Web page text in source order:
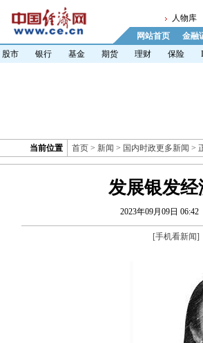
人物库
网站首页
金融
股市
银行 基金 期货 理财 保险
当前位置 首页 > 新闻 > 国内时政更多新闻 >
发展银发经
2023年09月09日 06:42
[手机看新闻]